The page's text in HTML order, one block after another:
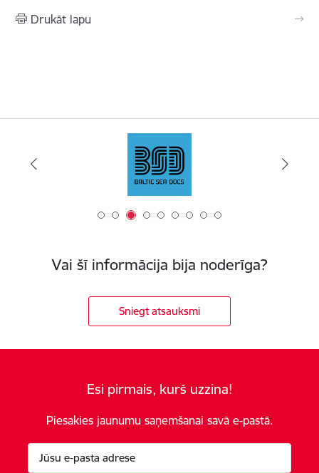
Drukāt lapu
Vai šī informācija bija noderīga?
Sniegt atsauksmi
Esi pirmais, kurš uzzina!
Piesakies jaunumu saņemšanai savā e-pastā.